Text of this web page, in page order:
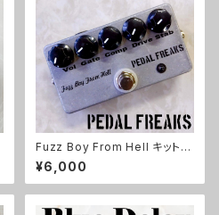
Fuzz Boy From Hell キット
【PEDAL FREAKS】
¥6,000